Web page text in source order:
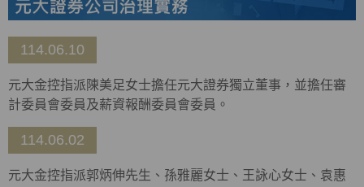
114.06.10
元大金控指派陳美足女士擔任元大證券獨立董事，並擔任審
計委員會委員及薪資報酬委員會委員。
114.06.02
元大金控指派郭炳伸先生、孫雅麗女士、王詠心女士、袁惠